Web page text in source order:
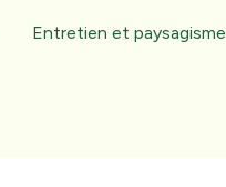
Entretien et paysagisme